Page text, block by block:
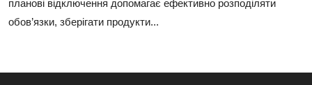
планові відключення допомагає ефективно розподіляти
обов’язки, зберігати продукти...